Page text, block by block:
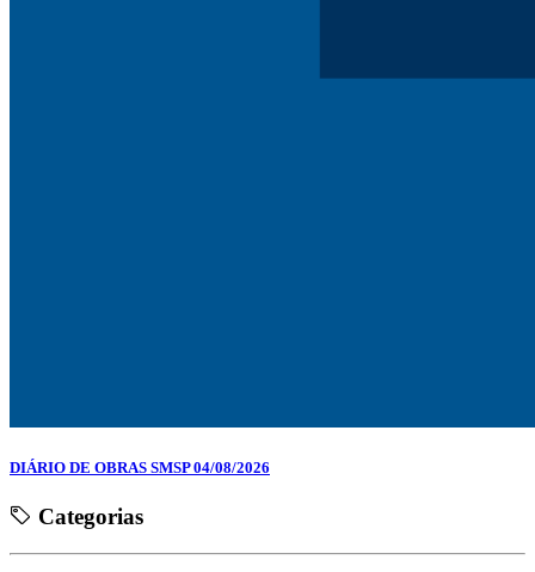
DIÁRIO DE OBRAS SMSP 04/08/2026
Categorias